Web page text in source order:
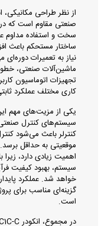
صنعتی مقاوم است که
سخت و استفاده مداوم
ساختار مستحکم باعث
نیاز به تعمیرات
ماشین‌آلات صنعتی،
تجهیزات اتوماسیون
کاری مختلف عملکرد
یکی از مزیت‌های مهم این
سیستم‌های کنترل
کنترلر باعث می‌شود
موقعیتی به حداقل
اهمیت زیادی دارد،
سیستم، بهبود کیفیت
خواهد شد. عملکرد
گزینه‌ای مناسب برای
است.